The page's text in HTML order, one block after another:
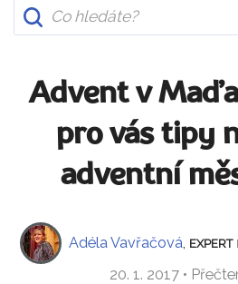
Advent v
pro vás tipy
adventní
Adéla Vavřačová EXPERT
20. 1. 2017 •